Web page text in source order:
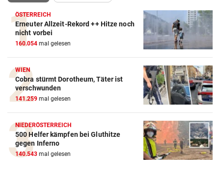
ÖSTERREICH
Erneuter Allzeit-Rekord ++ Hitze noch
nicht vorbei
160.054 mal gelesen
WIEN
Cobra stürmt Dorotheum, Täter ist
verschwunden
141.259 mal gelesen
NIEDERÖSTERREICH
500 Helfer kämpfen bei Gluthitze
gegen Inferno
140.543 mal gelesen